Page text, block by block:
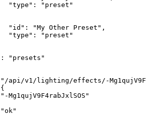
"type" : " preset "
"id" : "My Other Preset " ,
"type" : " preset "
: " presets "
" /api/v1/lighting/effects/-
" -Mg1qujV9F4rabJxlSOS "
"ok"